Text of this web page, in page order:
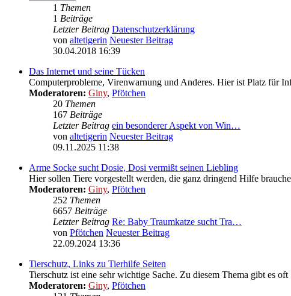
1 Themen
1 Beiträge
Letzter Beitrag Datenschutzerklärung
von altetigerin Neuester Beitrag
30.04.2018 16:39
Das Internet und seine Tücken
Computerprobleme, Virenwarnung und Anderes. Hier ist Platz für
Moderatoren: Giny, Pfötchen
20 Themen
167 Beiträge
Letzter Beitrag ein besonderer Aspekt von Win…
von altetigerin Neuester Beitrag
09.11.2025 11:38
Arme Socke sucht Dosie, Dosi vermißt seinen Liebling
Hier sollen Tiere vorgestellt werden, die ganz dringend Hilfe
Moderatoren: Giny, Pfötchen
252 Themen
6657 Beiträge
Letzter Beitrag Re: Baby Traumkatze sucht Tra…
von Pfötchen Neuester Beitrag
22.09.2024 13:36
Tierschutz, Links zu Tierhilfe Seiten
Tierschutz ist eine sehr wichtige Sache. Zu diesem Thema gibt es
Moderatoren: Giny, Pfötchen